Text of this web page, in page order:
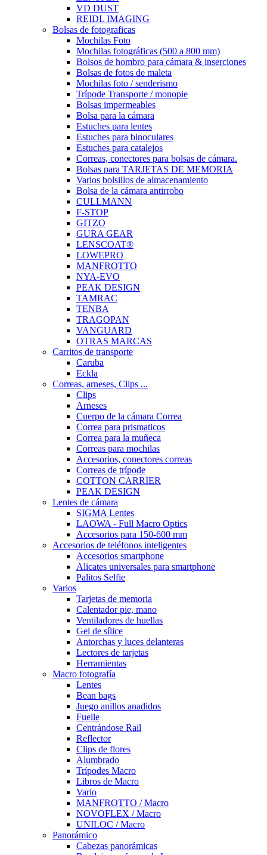
VD DUST
REIDL IMAGING
Bolsas de fotograficas
Mochilas Foto
Mochilas fotográficas (500 a 800 mm)
Bolsos de hombro para cámara & inserciones
Bolsas de fotos de maleta
Mochilas foto / senderismo
Trípode Transporte / monopie
Bolsas impermeables
Bolsa para la cámara
Estuches para lentes
Estuches para binoculares
Estuches para catalejos
Correas, conectores para bolsas de cámara.
Bolsas para TARJETAS DE MEMORIA
Varios bolsillos de almacenamiento
Bolsa de la cámara antirrobo
CULLMANN
F-STOP
GITZO
GURA GEAR
LENSCOAT®
LOWEPRO
MANFROTTO
NYA-EVO
PEAK DESIGN
TAMRAC
TENBA
TRAGOPAN
VANGUARD
OTRAS MARCAS
Carritos de transporte
Caruba
Eckla
Correas, arneses, Clips ...
Clips
Arneses
Cuerpo de la cámara Correa
Correa para prismaticos
Correa para la muñeca
Correas para mochilas
Accesorios, conectores correas
Correas de trípode
COTTON CARRIER
PEAK DESIGN
Lentes de cámara
SIGMA Lentes
LAOWA - Full Macro Optics
Accesorios para 150-600 mm
Accesorios de teléfonos inteligentes
Accesorios smartphone
Alicates universales para smartphone
Palitos Selfie
Varios
Tarjetas de memoria
Calentador pie, mano
Ventiladores de huellas
Gel de sílice
Antorchas y luces delanteras
Lectores de tarjetas
Herramientas
Macro fotografía
Lentes
Bean bags
Juego anillos anadidos
Fuelle
Centrándose Rail
Reflector
Clips de flores
Alumbrado
Trípodes Macro
Libros de Macro
Vario
MANFROTTO / Macro
NOVOFLEX / Macro
UNILOC / Macro
Panorámico
Cabezas panorámicas